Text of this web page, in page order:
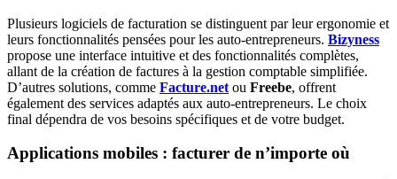
Plusieurs logiciels de facturation se distinguent par leur ergonomie et
leurs fonctionnalités pensées pour les auto-entrepreneurs. Bizyness
propose une interface intuitive et des fonctionnalités complètes,
allant de la création de factures à la gestion comptable simplifiée.
D’autres solutions, comme Facture.net ou Freebe, offrent
également des services adaptés aux auto-entrepreneurs. Le choix
final dépendra de vos besoins spécifiques et de votre budget.
Applications mobiles : facturer de n’importe où